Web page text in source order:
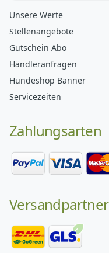
Unsere Werte
Stellenangebote
Gutschein Abo
Händleranfragen
Hundeshop Banner
Servicezeiten
Zahlungsarten
Versandpartner